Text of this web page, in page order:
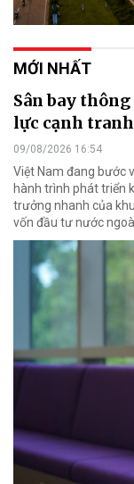
MỚI NHẤT
Sân bay
lực cạnh
09/08/2026 16:54
Việt Nam đang bước
hành trình phát triển
trưởng nhanh của
vốn đầu tư nước